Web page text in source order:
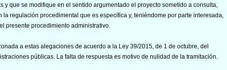
y que se modifique en el sentido argumentado el proyecto sometido a consulta,
regulación procedimental que es específica y, teniéndome por parte interesada,
presente procedimiento administrativo.
a estas alegaciones de acuerdo a la Ley 39/2015, de 1 de octubre, del
públicas. La falta de respuesta es motivo de nulidad de la tramitación.